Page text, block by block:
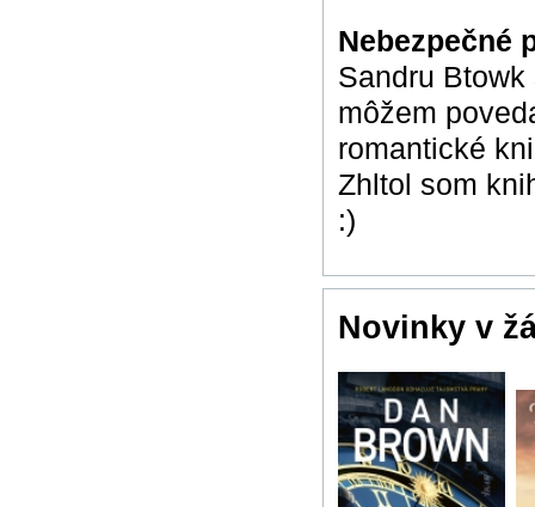
Nebezpečné
Sandru
môžem
romantické
Zhltol som
:)
Novinky v